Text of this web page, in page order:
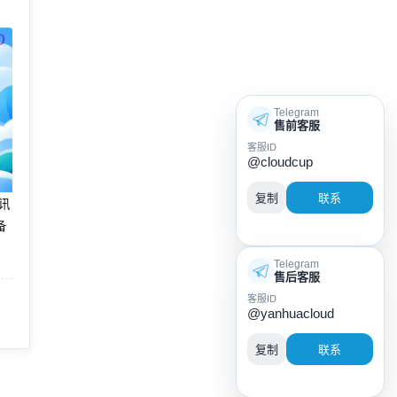
Telegram
售前客服
客服ID
@cloudcup
复制 联系
Telegram
售后客服
客服ID
@yanhuacloud
复制 联系